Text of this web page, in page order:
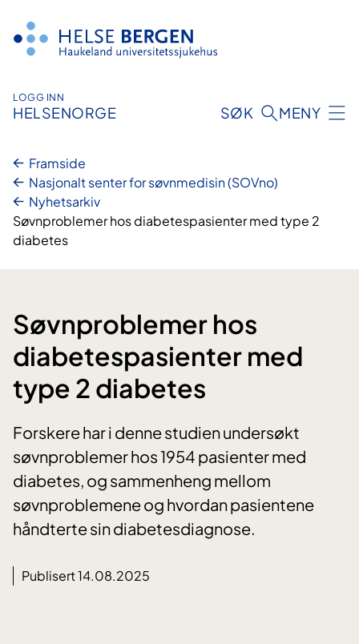
innhald
LOGG INN
HELSENORGE SØK MENY
Framside
Nasjonalt senter for søvnmedisin (SOVno)
Nyhetsarkiv
Søvnproblemer hos diabetespasienter med type 2
diabetes
Søvnproblemer hos
diabetespasienter med
type 2 diabetes
Forskere har i denne studien undersøkt
søvnproblemer hos 1954 pasienter med
diabetes, og sammenheng mellom
søvnproblemene og hvordan pasientene
håndterte sin diabetesdiagnose.
Publisert 14.08.2025